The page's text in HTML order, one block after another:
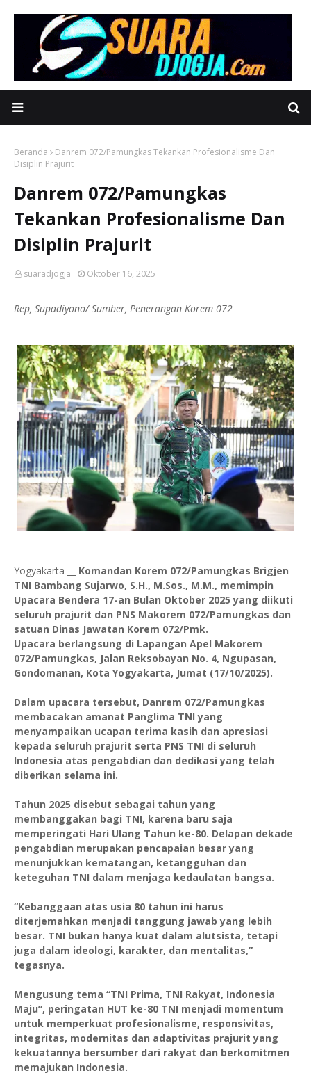
Beranda
Danrem 072/Pamungkas Tekankan Profesionalisme Dan
Disiplin Prajurit
Danrem 072/Pamungkas
Tekankan Profesionalisme Dan
Disiplin Prajurit
suaradjogja Oktober 16, 2025
Rep, Supadiyono/ Sumber, Penerangan Korem 072
Yogyakarta __ Komandan Korem 072/Pamungkas Brigjen
TNI Bambang Sujarwo, S.H., M.Sos., M.M., memimpin
Upacara Bendera 17-an Bulan Oktober 2025 yang diikuti
seluruh prajurit dan PNS Makorem 072/Pamungkas dan
satuan Dinas Jawatan Korem 072/Pmk.
Upacara berlangsung di Lapangan Apel Makorem
072/Pamungkas, Jalan Reksobayan No. 4, Ngupasan,
Gondomanan, Kota Yogyakarta, Jumat (17/10/2025).
Dalam upacara tersebut, Danrem 072/Pamungkas
membacakan amanat Panglima TNI yang
menyampaikan ucapan terima kasih dan apresiasi
kepada seluruh prajurit serta PNS TNI di seluruh
Indonesia atas pengabdian dan dedikasi yang telah
diberikan selama ini.
Tahun 2025 disebut sebagai tahun yang
membanggakan bagi TNI, karena baru saja
memperingati Hari Ulang Tahun ke-80. Delapan dekade
pengabdian merupakan pencapaian besar yang
menunjukkan kematangan, ketangguhan dan
keteguhan TNI dalam menjaga kedaulatan bangsa.
“Kebanggaan atas usia 80 tahun ini harus
diterjemahkan menjadi tanggung jawab yang lebih
besar. TNI bukan hanya kuat dalam alutsista, tetapi
juga dalam ideologi, karakter, dan mentalitas,”
tegasnya.
Mengusung tema “TNI Prima, TNI Rakyat, Indonesia
Maju”, peringatan HUT ke-80 TNI menjadi momentum
untuk memperkuat profesionalisme, responsivitas,
integritas, modernitas dan adaptivitas prajurit yang
kekuatannya bersumber dari rakyat dan berkomitmen
memajukan Indonesia.